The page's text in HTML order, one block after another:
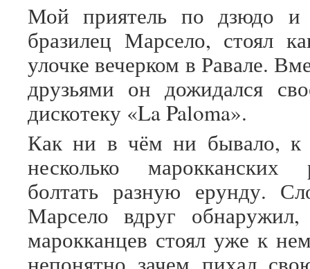
Мой приятель по дзюдо и
бразилец Марсело, стоял
улочке вечерком в Равале.
друзьями он дожидался
дискотеку «La Paloma».
Как ни в чём ни бывало,
несколько марокканских
болтать разную ерунду.
Марсело вдруг
марокканцев стоял уже к